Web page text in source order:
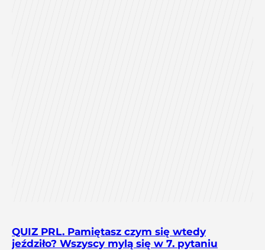
QUIZ PRL. Pamiętasz czym się wtedy
jeździło? Wszyscy mylą się w 7. pytaniu